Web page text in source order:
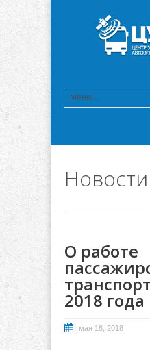
Новости
О работе
2018 года
мая 18, 2018